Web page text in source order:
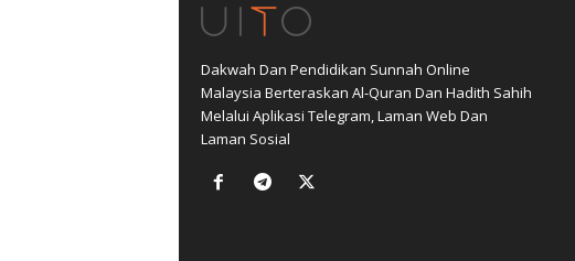
Dakwah Dan Pendidikan Sunnah Online
Malaysia Berteraskan Al-Quran Dan Hadith Sahih
Melalui Aplikasi Telegram, Laman Web Dan
Laman Sosial